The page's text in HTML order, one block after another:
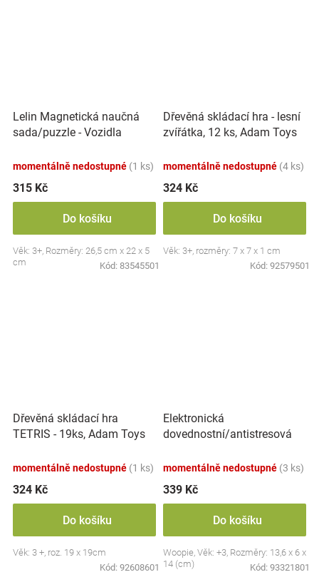
Lelin Magnetická naučná
sada/puzzle - Vozidla
momentálně nedostupné (1 ks)
315 Kč
Do košíku
Věk: 3+, Rozměry: 26,5 cm x 22 x 5
cm
Kód: 83545501
Dřevěná skládací hra - lesní
zvířátka, 12 ks, Adam Toys
momentálně nedostupné (4 ks)
324 Kč
Do košíku
Věk: 3+, rozměry: 7 x 7 x 1 cm
Kód: 92579501
Dřevěná skládací hra
TETRIS - 19ks, Adam Toys
momentálně nedostupné (1 ks)
324 Kč
Do košíku
Věk: 3 +, roz. 19 x 19cm
Kód: 92608601
Elektronická
dovednostní/antistresová
momentálně nedostupné (3 ks)
339 Kč
Do košíku
Woopie, Věk: +3, Rozměry: 13,6 x 6 x
14 (cm)
Kód: 93321801